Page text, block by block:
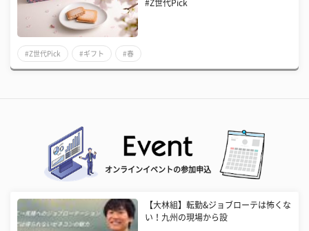
#Z世代Pick
#Z世代Pick #ギフト #春
オンラインイベントの参加申込
【大林組】転勤&ジョブローテは怖くな
い！九州の現場から設